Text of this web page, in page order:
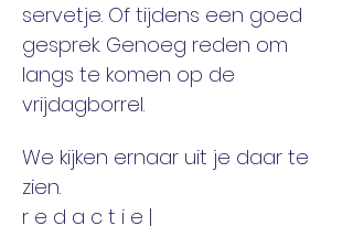
servetje. Of tijdens een goed
gesprek. Genoeg reden om
langs te komen op de
vrijdagborrel.
We kijken ernaar uit je daar te
zien.
r e d a c t i e |